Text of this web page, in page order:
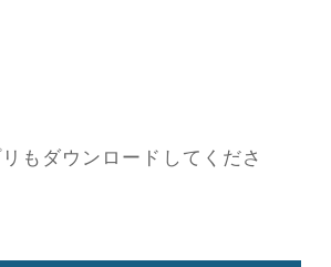
もダウンロードしてくださ